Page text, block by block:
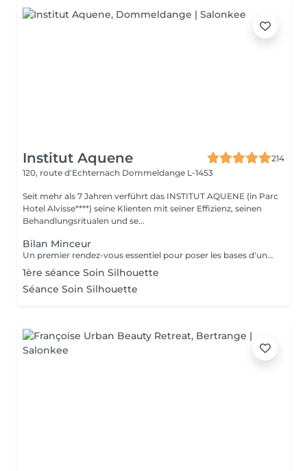
Institut Aquene
214
120, route d'Echternach Dommeldange L-1453
Seit mehr als 7 Jahren verführt das INSTITUT AQUENE (in Parc
Hotel Alvisse****) seine Klienten mit seiner Effizienz, seinen
Behandlungsritualen und se...
Bilan Minceur
Un premier rendez-vous essentiel pour poser les bases d'un accompagnement efficace et personnalisé. Lors de ce bilan, nous analysons votre morphologie, vos habitudes, votre hygiène de vie et vos objectifs. Cela nous permet de comprendre les causes profondes de vos difficultés et de définir ensemble un programme adapté : soins, fréquence, conseils, cosmétique, hygiène de vie. Objectif : construire un plan minceur global, réaliste et efficace, en lien avec votre corps et vos besoins.
1ère séance Soin Silhouette
Séance Soin Silhouette